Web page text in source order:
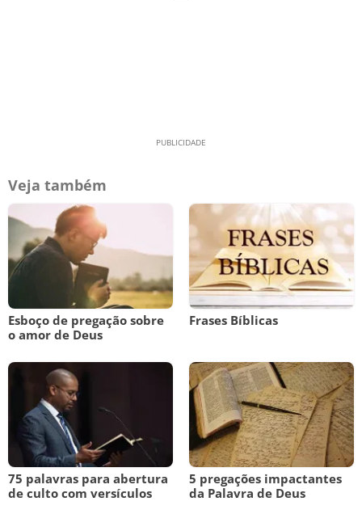
Veja também
Esboço de pregação sobre
o amor de Deus
Frases Bíblicas
75 palavras para abertura
de culto com versículos
5 pregações impactantes
da Palavra de Deus